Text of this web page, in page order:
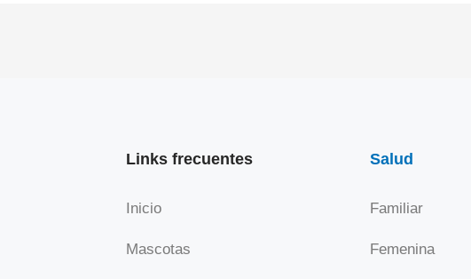
Links frecuentes
Inicio
Mascotas
Salud
Familiar
Femenina